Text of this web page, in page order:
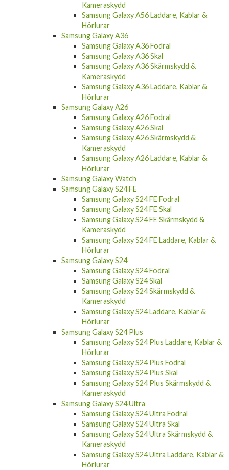
Kameraskydd
Samsung Galaxy A56 Laddare, Kablar &
Hörlurar
Samsung Galaxy A36
Samsung Galaxy A36 Fodral
Samsung Galaxy A36 Skal
Samsung Galaxy A36 Skärmskydd &
Kameraskydd
Samsung Galaxy A36 Laddare, Kablar &
Hörlurar
Samsung Galaxy A26
Samsung Galaxy A26 Fodral
Samsung Galaxy A26 Skal
Samsung Galaxy A26 Skärmskydd &
Kameraskydd
Samsung Galaxy A26 Laddare, Kablar &
Hörlurar
Samsung Galaxy Watch
Samsung Galaxy S24 FE
Samsung Galaxy S24 FE Fodral
Samsung Galaxy S24 FE Skal
Samsung Galaxy S24 FE Skärmskydd &
Kameraskydd
Samsung Galaxy S24 FE Laddare, Kablar &
Hörlurar
Samsung Galaxy S24
Samsung Galaxy S24 Fodral
Samsung Galaxy S24 Skal
Samsung Galaxy S24 Skärmskydd &
Kameraskydd
Samsung Galaxy S24 Laddare, Kablar &
Hörlurar
Samsung Galaxy S24 Plus
Samsung Galaxy S24 Plus Laddare, Kablar &
Hörlurar
Samsung Galaxy S24 Plus Fodral
Samsung Galaxy S24 Plus Skal
Samsung Galaxy S24 Plus Skärmskydd &
Kameraskydd
Samsung Galaxy S24 Ultra
Samsung Galaxy S24 Ultra Fodral
Samsung Galaxy S24 Ultra Skal
Samsung Galaxy S24 Ultra Skärmskydd &
Kameraskydd
Samsung Galaxy S24 Ultra Laddare, Kablar &
Hörlurar